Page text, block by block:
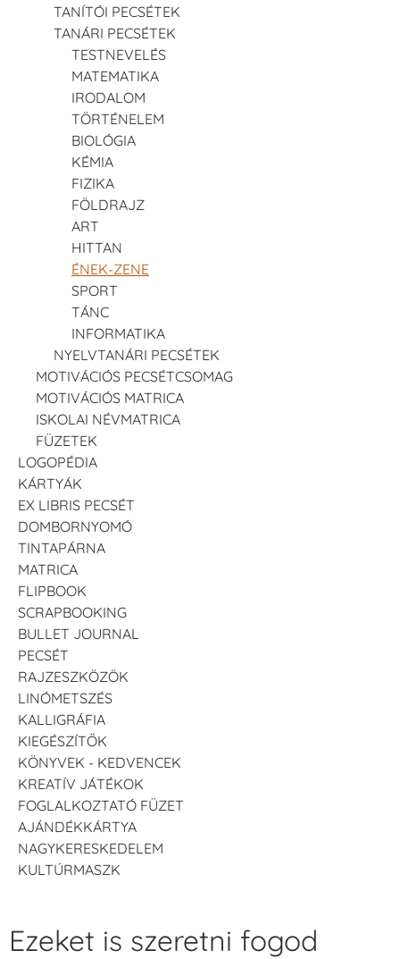
TANÍTÓI PECSÉTEK
TANÁRI PECSÉTEK
TESTNEVELÉS
MATEMATIKA
IRODALOM
TÖRTÉNELEM
BIOLÓGIA
KÉMIA
FIZIKA
FÖLDRAJZ
ART
HITTAN
ÉNEK-ZENE
SPORT
TÁNC
INFORMATIKA
NYELVTANÁRI PECSÉTEK
MOTIVÁCIÓS PECSÉTCSOMAG
MOTIVÁCIÓS MATRICA
ISKOLAI NÉVMATRICA
FÜZETEK
LOGOPÉDIA
KÁRTYÁK
EX LIBRIS PECSÉT
DOMBORNYOMÓ
TINTAPÁRNA
MATRICA
FLIPBOOK
SCRAPBOOKING
BULLET JOURNAL
PECSÉT
RAJZESZKÖZÖK
LINÓMETSZÉS
KALLIGRÁFIA
KIEGÉSZÍTŐK
KÖNYVEK - KEDVENCEK
KREATÍV JÁTÉKOK
FOGLALKOZTATÓ FÜZET
AJÁNDÉKKÁRTYA
NAGYKERESKEDELEM
KULTÚRMASZK
Ezeket is szeretni fogod